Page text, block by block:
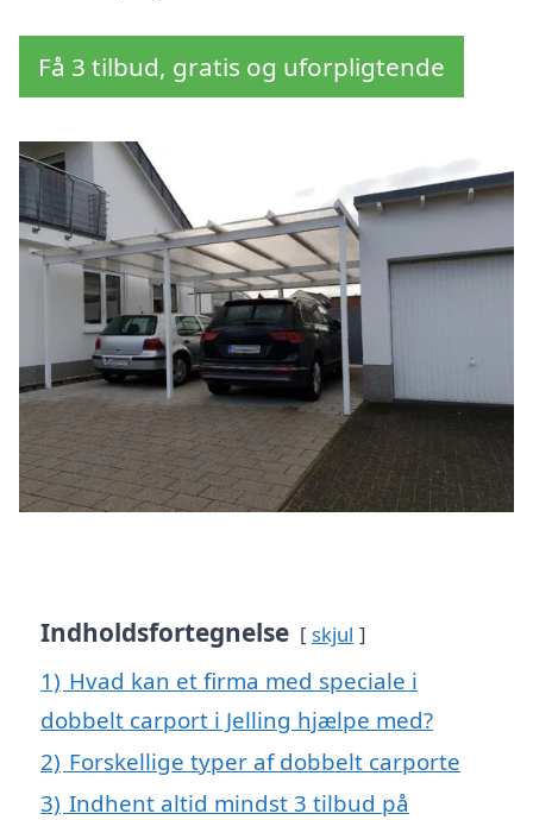
Få 3 tilbud, gratis og uforpligtende
Indholdsfortegnelse skjul
1) Hvad kan et firma med speciale i
dobbelt carport i Jelling hjælpe med?
2) Forskellige typer af dobbelt carporte
3) Indhent altid mindst 3 tilbud på